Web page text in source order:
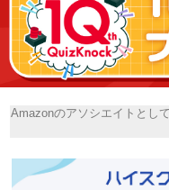
Amazonのアソシエイトとし